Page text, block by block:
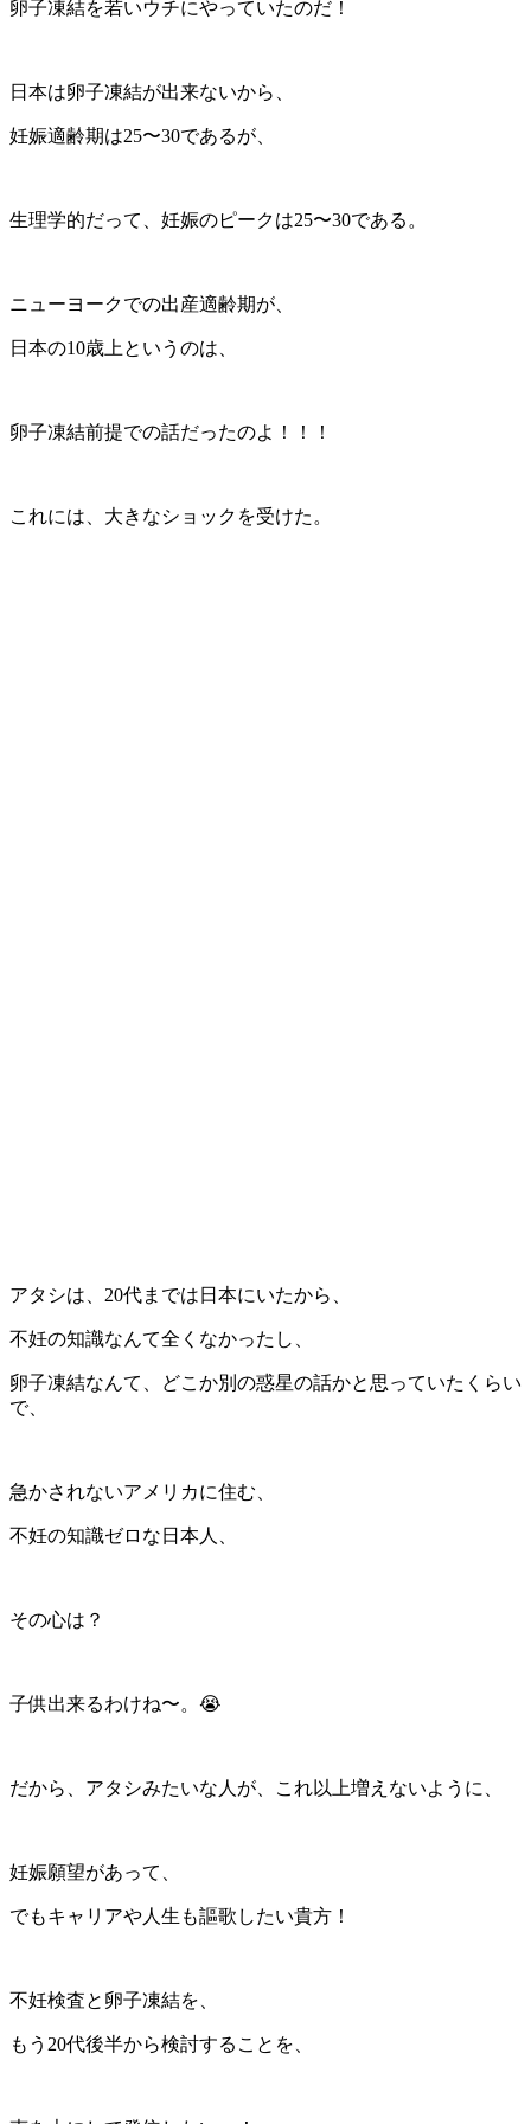
卵子凍結を若いウチにやっていたのだ！
日本は卵子凍結が出来ないから、
妊娠適齢期は25〜30であるが、
生理学的だって、妊娠のピークは25〜30である。
ニューヨークでの出産適齢期が、
日本の10歳上というのは、
卵子凍結前提での話だったのよ！！！
これには、大きなショックを受けた。
アタシは、20代までは日本にいたから、
不妊の知識なんて全くなかったし、
卵子凍結なんて、どこか別の惑星の話かと思っていたくらい
で、
急かされないアメリカに住む、
不妊の知識ゼロな日本人、
その心は？
子供出来るわけね〜。😭
だから、アタシみたいな人が、これ以上増えないように、
妊娠願望があって、
でもキャリアや人生も謳歌したい貴方！
不妊検査と卵子凍結を、
もう20代後半から検討することを、